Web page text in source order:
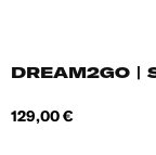
DREAM2GO |
Hind
129,00 €